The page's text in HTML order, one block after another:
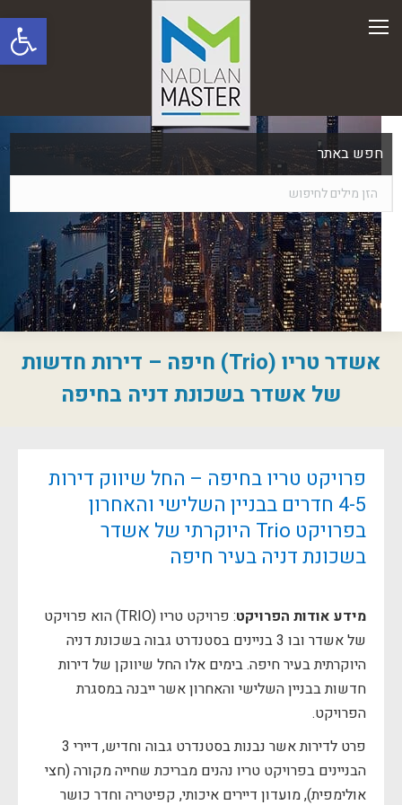
פתח
חפש באתר
אשדר טריו (Trio) חיפה – דירות חדשות
של אשדר בשכונת דניה בחיפה
פרויקט טריו בחיפה – החל שיווק דירות
4-5 חדרים בבניין השלישי והאחרון
בפרויקט Trio היוקרתי של אשדר
בשכונת דניה בעיר חיפה
מידע אודות הפרויקט
: פרויקט טריו (TRIO) הוא פרויקט
של אשדר ובו 3 בניינים בסטנדרט גבוה בשכונת דניה
היוקרתית בעיר חיפה. בימים אלו החל שיווקן של דירות
חדשות בבניין השלישי והאחרון אשר ייבנה במסגרת
הפרויקט.
פרט לדירות אשר נבנות בסטנדרט גבוה וחדיש, דיירי 3
הבניינים בפרויקט טריו נהנים מבריכת שחייה מקורה (חצי
אולימפית), מועדון דיירים איכותי, קפיטריה וחדר כושר